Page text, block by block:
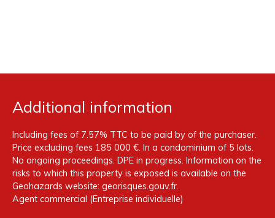
Additional information
Including fees of 7.57% TTC to be paid by of the purchaser.
Price excluding fees 185 000 €. In a condominium of 5 lots.
No ongoing proceedings. DPE in progress. Information on the
risks to which this property is exposed is available on the
Geohazards website: georisques.gouv.fr.
Agent commercial (Entreprise individuelle)